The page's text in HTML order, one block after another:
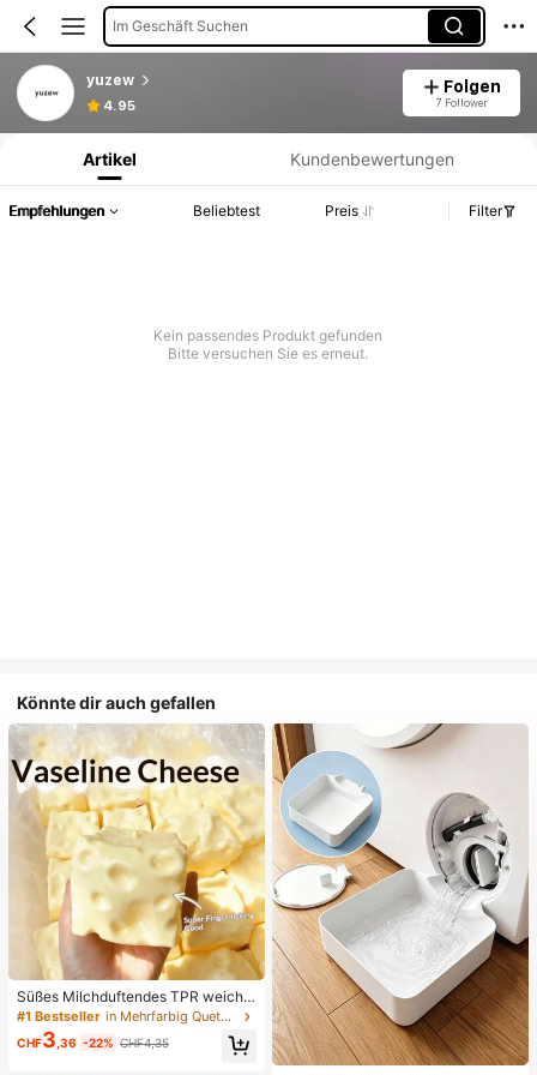
Im Geschäft Suchen
yuzew
4.95
Folgen
7 Follower
Produktinformation: Preisangabe, Verkaufs- und Lagerbestandsdetails.
Artikel Kundenbewertungen
Empfehlungen Beliebtest Preis Filter
Kein passendes Produkt gefunden
Bitte versuchen Sie es erneut.
Könnte dir auch gefallen
Süßes Milchduftendes TPR weiche
s quetschbares Dumpling-förmiges
Stressabbau-Spielzeug, 5cm niedli
ches lustiges Quetsch-Stressabbau
#1 Bestseller in Mehrfarbig Quetschspielzeug für Teenager
CHF3 ,36 -22% CHF4,35